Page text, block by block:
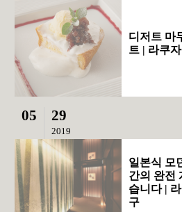
디저트 마
트 | 라쿠
05 29
2019
일본식 모
간의 완전
습니다 |
구